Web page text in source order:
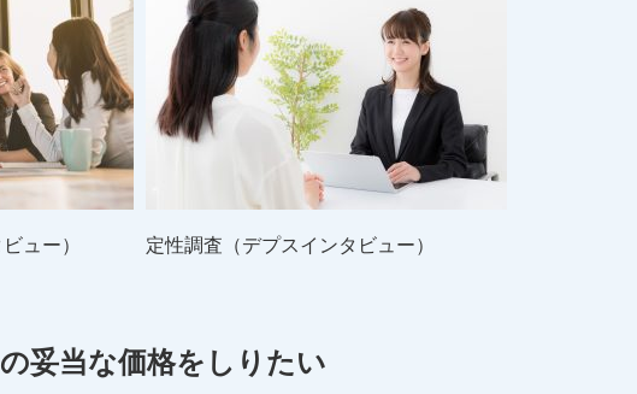
ュー） 定性調査（デプスインタビュー）
妥当な価格をしりたい